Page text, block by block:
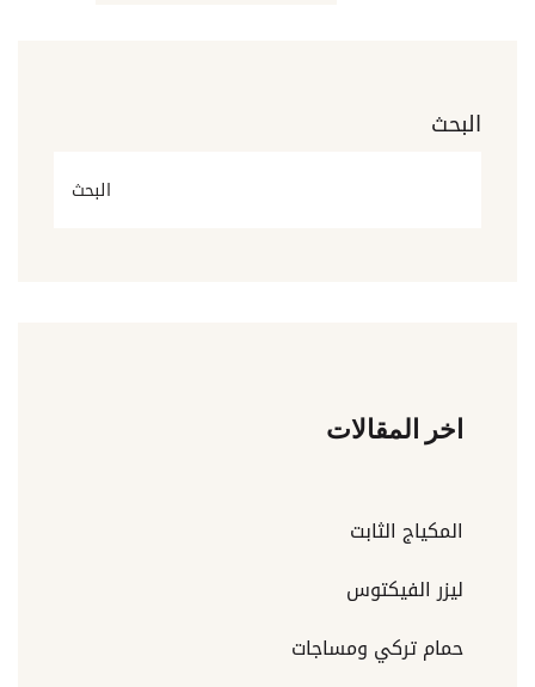
البحث
البحث
اخر المقالات
المكياج الثابت
ليزر الفيكتوس
حمام تركي ومساجات